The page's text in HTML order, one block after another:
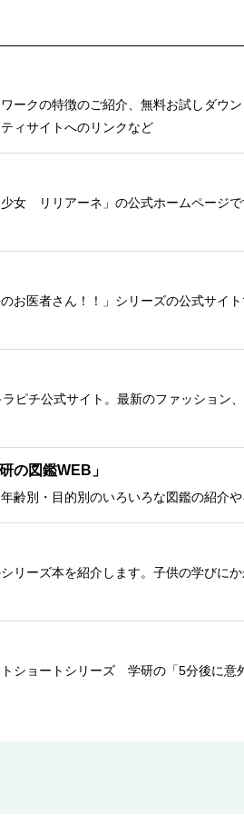
ークの特徴のご紹介、無料お試しダウ
ィサイトへのリンクなど
女 リリアーネ」の公式ホームページ
お医者さん！！」シリーズの公式サイ
ピチ公式サイト。最新のファッション
の図鑑WEB」
別・目的別のいろいろな図鑑の紹介や
リーズ本を紹介します。子供の学びに
ショートシリーズ 学研の「5分後に意